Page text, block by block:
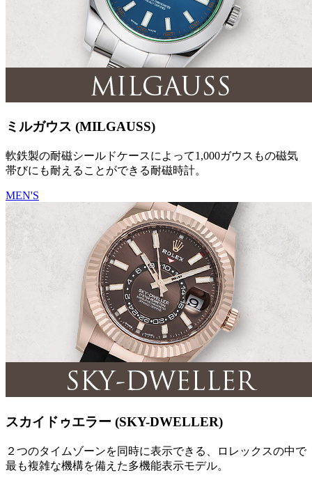
ミルガウス (MILGAUSS)
軟鉄製の耐磁シールドケースによって1,000ガウスもの磁気
帯びにも耐えることができる耐磁時計。
MEN'S
スカイドゥエラー (SKY-DWELLER)
２つのタイムゾーンを同時に表示できる、ロレックスの中で
最も複雑な機構を備えた多機能表示モデル。